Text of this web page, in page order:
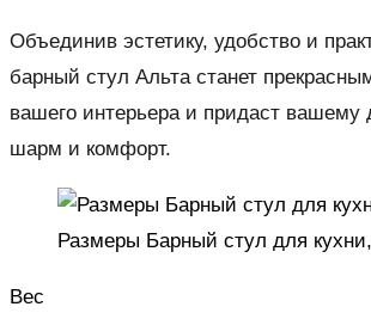
Объединив эстетику, удобство и
барный стул Альта станет
вашего интерьера и придаст вашему
шарм и комфорт.
Размеры Барный стул для
Вес